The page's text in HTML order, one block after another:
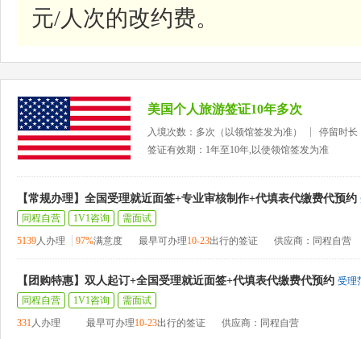
元/人次的改约费。
美国个人旅游签证10年多次
入境次数：多次（以领馆签发为准）
停留时长
签证有效期：1年至10年,以使领馆签发为准
【常规办理】全国受理就近面签+专业审核制作+代填表代缴费代预约
同程自营
1V1咨询
需面试
5139人办理 97%满意度 最早可办理10-23出行的签证 供应商：同程自营
【团购特惠】双人起订+全国受理就近面签+代填表代缴费代预约 受理
同程自营
1V1咨询
需面试
331人办理 最早可办理10-23出行的签证 供应商：同程自营